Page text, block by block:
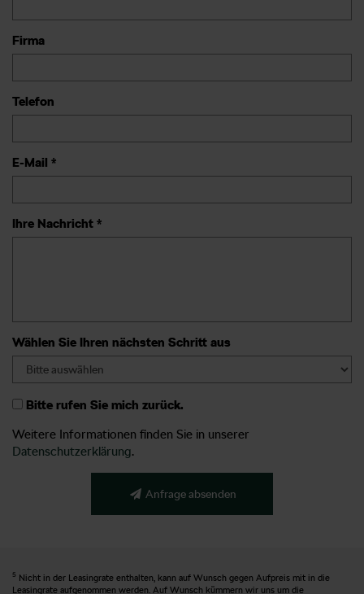
Firma
Telefon
E-Mail *
Ihre Nachricht *
Wählen Sie Ihren nächsten Schritt aus
Bitte rufen Sie mich zurück.
Weitere Informationen finden Sie in unserer
Datenschutzerklärung.
Anfrage absenden
5 Nicht in der Leasingrate enthalten, kann auf Wunsch gegen Aufpreis mit in die
Leasingrate aufgenommen werden. Auf Wunsch kümmern wir uns um die